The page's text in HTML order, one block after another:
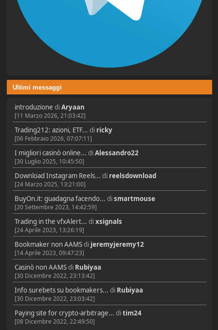
Ultimi messaggi
introduzione diAryaan
[11 Marzo 2026, 21:03:42]
Trading212: azioni, ETF... di ricky
[06 Febbraio 2026, 07:07:11]
I migliori casinò online... diAlessandro22
[30 Luglio 2025, 10:45:50]
Download Instagram Reels... di reelsdownload
[24 Marzo 2025, 13:21:00]
BuyOn.it: guadagna facendo... dismartmouse
[20 Settembre 2023, 14:42:59]
Trading in the vfxAlert... dixsignals
[24 Aprile 2023, 13:26:19]
Bookmaker non AAMSdi jeremyjeremy12
[14 Aprile 2023, 09:47:23]
Casinò non AAMSdi Rubiyaa
[30 Dicembre 2022, 23:13:42]
Info surebets su bookmakers... di Rubiyaa
[30 Dicembre 2022, 23:03:42]
Paying site for crypto-arbitrage... ditim24
[08 Dicembre 2022, 22:49:50]